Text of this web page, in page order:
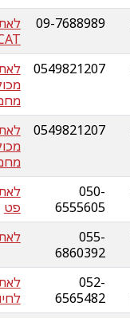
09-7688989
0549821207
0549821207
050-
6555605
פט
055-
6860392
052-
6565482